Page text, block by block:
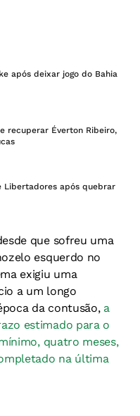
após deixar jogo do Bahia
recuperar Éverton Ribeiro,
Libertadores após quebrar
que sofreu uma
esquerdo no
exigiu uma
a um longo
da contusão, a
estimado para o
quatro meses,
na última